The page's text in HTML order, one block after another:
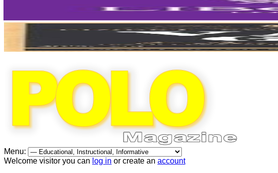
Menu:
Welcome visitor you can log in or create an account